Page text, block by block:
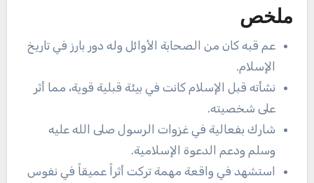
ملخص
عم قبه كان من الصحابة الأوائل وله دور بارز في تاريخ
الإسلام.
نشأته قبل الإسلام كانت في بيئة قبلية قوية، مما أثر
على شخصيته.
شارك بفعالية في غزوات الرسول صلى الله عليه
وسلم ودعم الدعوة الإسلامية.
استشهد في واقعة مهمة تركت أثراً عميقاً في نفوس